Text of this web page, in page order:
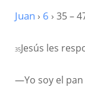
Juan › 6 › 35 –
35Jesús les
—Yo soy el